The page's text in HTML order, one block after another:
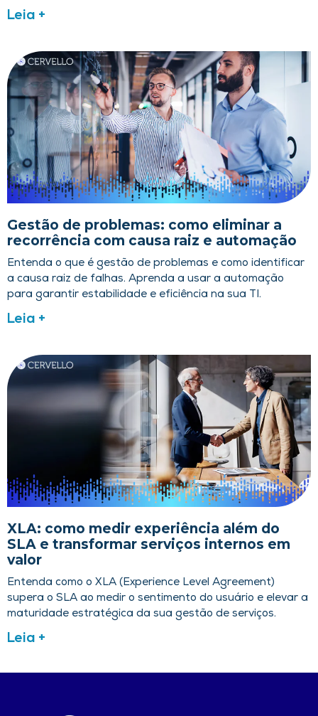
Leia +
Gestão de problemas: como eliminar a
recorrência com causa raiz e automação
Entenda o que é gestão de problemas e como identificar
a causa raiz de falhas. Aprenda a usar a automação
para garantir estabilidade e eficiência na sua TI.
Leia +
XLA: como medir experiência além do
SLA e transformar serviços internos em
valor
Entenda como o XLA (Experience Level Agreement)
supera o SLA ao medir o sentimento do usuário e elevar a
maturidade estratégica da sua gestão de serviços.
Leia +